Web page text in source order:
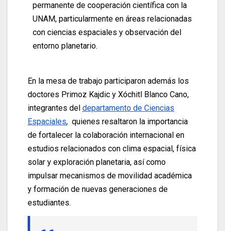
permanente de cooperación científica con la
UNAM, particularmente en áreas relacionadas
con ciencias espaciales y observación del
entorno planetario.
En la mesa de trabajo participaron además los
doctores Primoz Kajdic y Xóchitl Blanco Cano,
integrantes del departamento de Ciencias
Espaciales, quienes resaltaron la importancia
de fortalecer la colaboración internacional en
estudios relacionados con clima espacial, física
solar y exploración planetaria, así como
impulsar mecanismos de movilidad académica
y formación de nuevas generaciones de
estudiantes.